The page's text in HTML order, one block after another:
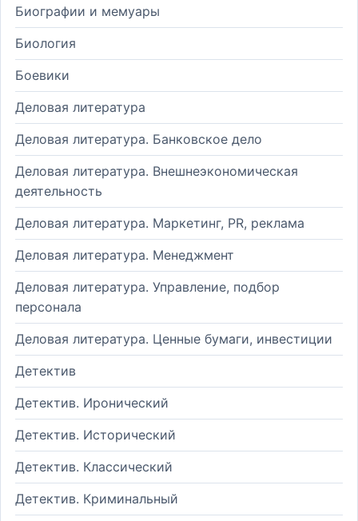
Биографии и мемуары
Биология
Боевики
Деловая литература
Деловая литература. Банковское дело
Деловая литература. Внешнеэкономическая
деятельность
Деловая литература. Маркетинг, PR, реклама
Деловая литература. Менеджмент
Деловая литература. Управление, подбор
персонала
Деловая литература. Ценные бумаги, инвестиции
Детектив
Детектив. Иронический
Детектив. Исторический
Детектив. Классический
Детектив. Криминальный